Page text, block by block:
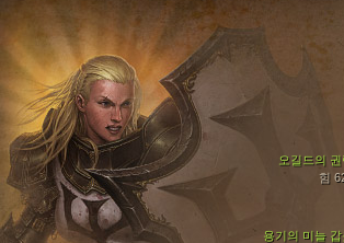
용기의 미늘 갑
오길드의 권
힘